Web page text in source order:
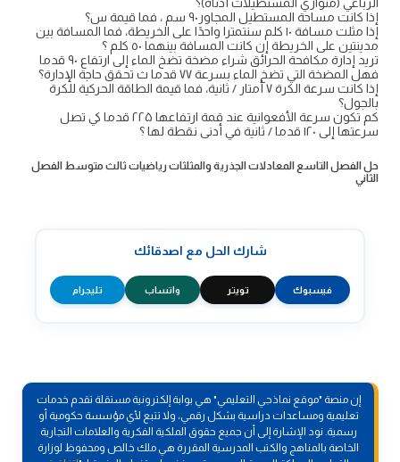
إذا كانت مساحة المستطيل المجاور٩٠ سم ، فما قيمة س؟
إذا مثلت مسافة ١٠ كلم سنتمترا واحدًا على الخريطة، فما المسافة بين
مدينتين على الخريطة إن كانت المسافة بينهما ٥٠ كلم ؟
تريد إدارة مكافحة الحرائق شراء مضخة تضخ الماء إلى ارتفاع ۹۰ قدما
فهل المضخة التي تضخ الماء بسرعة ٧٧ قدما ث تحقق حاجة الإدارة؟
إذا كانت سرعة الكرة ٧ أمتار / ثانية، فما قيمة الطاقة الحركية للكرة
بالجول؟
كم تكون سرعة الأفعوانية عند قمة ارتفاعها ۲۲۵ قدما كي تصل
سرعتها إلى ۱۲۰ قدما / ثانية في أدنى نقطة لها ؟
حل الفصل التاسع المعادلات الجذرية والمثلثات رياضيات ثالث متوسط الفصل
الثاني
شارك الحل مع اصدقائك
فيسبوك تويتر واتساب تليجرام
إن منصة "موقع نماذجي التعليمي" هي بوابة إلكترونية مستقلة تقدم خدمات
تعليمية ومساعدات دراسية بشكل رقمي، ولا تتبع لأي مؤسسة حكومية أو
رسمية. نود الإشارة إلى أن جميع حقوق الملكية الفكرية والعلامات التجارية
الخاصة بالمناهج والكتب المدرسية المقررة هي ملك خالص ومحفوظ لوزارة